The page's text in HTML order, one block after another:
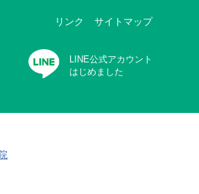
リンク サイトマップ
LINE公式アカウント
はじめました